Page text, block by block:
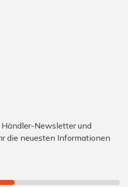
Newsletter und
die neuesten Informationen